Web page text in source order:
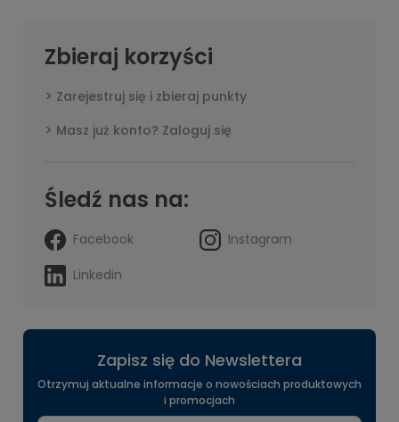
Zbieraj korzyści
Zarejestruj się i zbieraj punkty
Masz już konto? Zaloguj się
Śledź nas na:
Facebook
Instagram
Linkedin
Zapisz się do Newslettera
Otrzymuj aktualne informacje o nowościach produktowych
i promocjach